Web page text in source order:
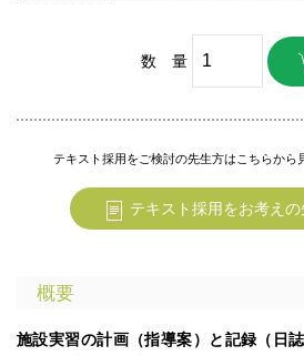
数 量
テキスト採用をご検討の先生方はこちらから
テキスト採用をお考え
概要
施設実習の計画（指導案）と記録（日